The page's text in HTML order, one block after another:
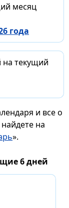
месяц
года
на текущий
и все о
на
».
6 дней